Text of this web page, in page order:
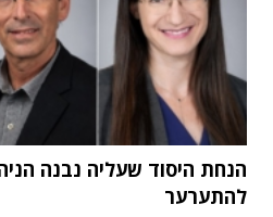
הנחת היסוד שעליה נבנה
להתערער